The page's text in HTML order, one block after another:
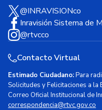
@INRAVISIONco
Inravisión Sistema de
@rtvcco
Contacto Virtual
Estimado Ciudadano:Para
Solicitudes y Felicitaciones a
Correo Oficial Institucional de
correspondencia@rtvc.gov.co